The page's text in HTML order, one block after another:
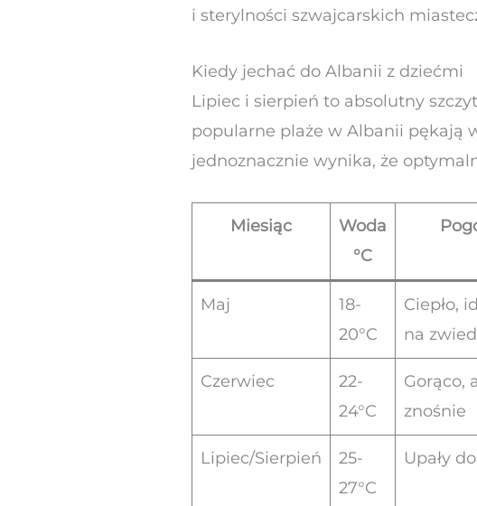
i sterylności szwajcarskich
Kiedy jechać do Albanii z dziećmi
Lipiec i sierpień to absolutny
popularne plaże w Albanii pękają
jednoznacznie wynika, że
Miesiąc
Woda
°C
Maj
18-
20°C
Ciepło,
na
Czerwiec
22-
24°C
Gorąco,
znośnie
Lipiec/Sierpień
25-
27°C
Upały